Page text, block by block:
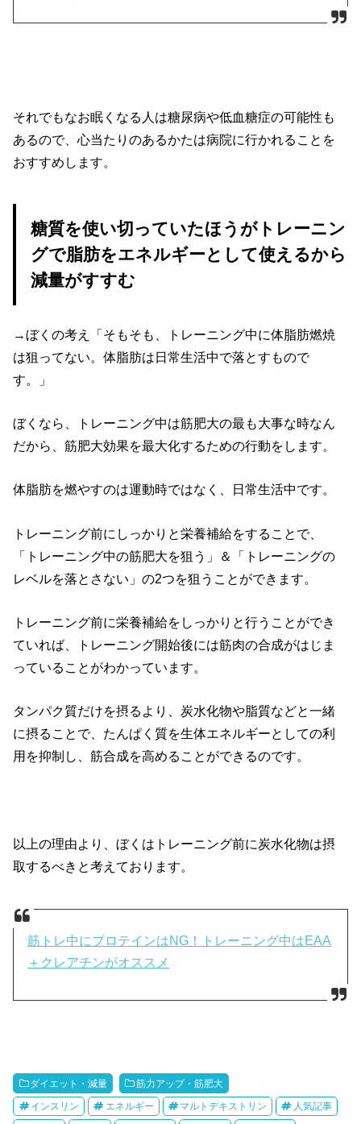
それでもなお眠くなる人は糖尿病や低血糖症の可能性も
あるので、心当たりのあるかたは病院に行かれることを
おすすめします。
糖質を使い切っていたほうがトレーニン
グで脂肪をエネルギーとして使えるから
減量がすすむ
→ぼくの考え「そもそも、トレーニング中に体脂肪燃焼
は狙ってない。体脂肪は日常生活中で落とすもので
す。」
ぼくなら、トレーニング中は筋肥大の最も大事な時なん
だから、筋肥大効果を最大化するための行動をします。
体脂肪を燃やすのは運動時ではなく、日常生活中です。
トレーニング前にしっかりと栄養補給をすることで、
「トレーニング中の筋肥大を狙う」＆「トレーニングの
レベルを落とさない」の2つを狙うことができます。
トレーニング前に栄養補給をしっかりと行うことができ
ていれば、トレーニング開始後には筋肉の合成がはじま
っていることがわかっています。
タンパク質だけを摂るより、炭水化物や脂質などと一緒
に摂ることで、たんぱく質を生体エネルギーとしての利
用を抑制し、筋合成を高めることができるのです。
以上の理由より、ぼくはトレーニング前に炭水化物は摂
取するべきと考えております。
筋トレ中にプロテインはNG！トレーニング中はEAA
＋クレアチンがオススメ
ダイエット・減量 筋力アップ・筋肥大
インスリン エネルギー マルトデキストリン 人気記事